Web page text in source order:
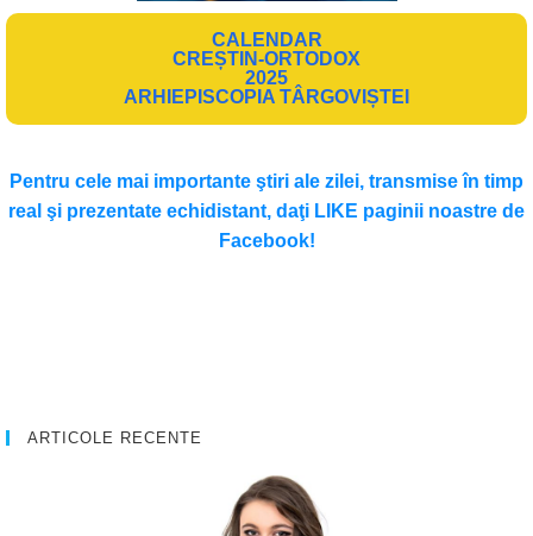
CALENDAR
CREȘTIN-ORTODOX
2025
ARHIEPISCOPIA TÂRGOVIȘTEI
Pentru cele mai importante ştiri ale zilei, transmise în timp
real şi prezentate echidistant, daţi LIKE paginii noastre de
Facebook!
ARTICOLE RECENTE